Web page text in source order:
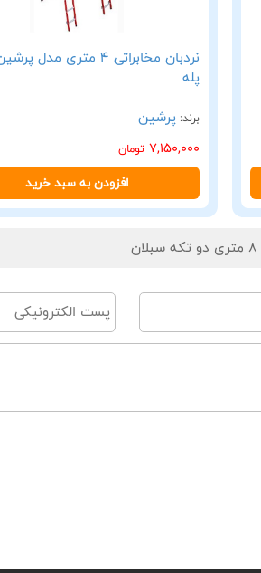
پله
برند:پرشین
7,150,000 تومان
افزودن به سبد خرید